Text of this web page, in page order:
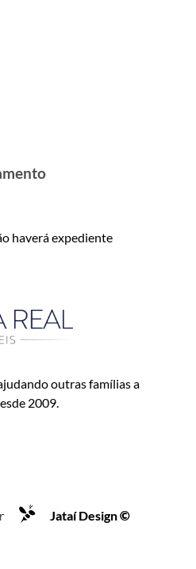
haverá expediente
outras famílias a
2009.
Jataí Design©